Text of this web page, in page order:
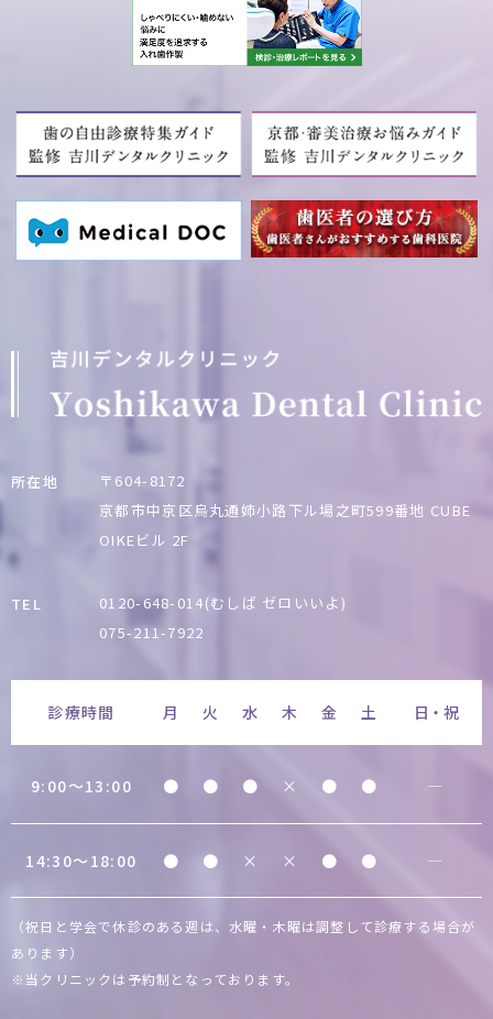
所在地
〒604-8172
京都市中京区烏丸通姉小路下ル場之町599番地 CUBE
OIKEビル 2F
TEL
0120-648-014(むしば ゼロいいよ)
075-211-7922
診療時間 月 火 水 木 金 土 日・祝
9:00〜13:00 ● ● ● × ● ● ―
14:30〜18:00 ● ● × × ● ● ―
（祝日と学会で休診のある週は、水曜・木曜は調整して診療する場合が
あります）
※当クリニックは予約制となっております。